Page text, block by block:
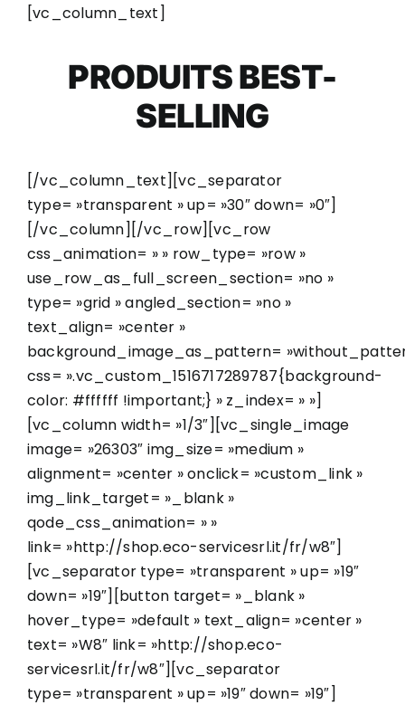
[vc_column_text]
PRODUITS BEST-
SELLING
[/vc_column_text][vc_separator
type= »transparent » up= »30″ down= »0″]
[/vc_column][/vc_row][vc_row
css_animation= » » row_type= »row »
use_row_as_full_screen_section= »no »
type= »grid » angled_section= »no »
text_align= »center »
background_image_as_pattern=
css= ».vc_custom_1516717289787{background-
color: #ffffff !important;} » z_index= » »]
[vc_column width= »1/3″][vc_single_image
image= »26303″ img_size= »medium »
alignment= »center » onclick= »custom_link »
img_link_target= »_blank »
qode_css_animation= » »
link= »http://shop.eco-servicesrl.it/fr/w8″]
[vc_separator type= »transparent » up= »19″
down= »19″][button target= »_blank »
hover_type= »default » text_align= »center »
text= »W8″ link= »http://shop.eco-
servicesrl.it/fr/w8″][vc_separator
type= »transparent » up= »19″ down= »19″]